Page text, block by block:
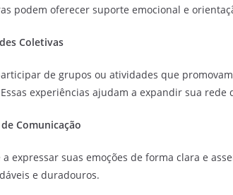
podem oferecer suporte emocional e
Coletivas
de grupos ou atividades que
experiências ajudam a expandir sua rede
Comunicação
a expressar suas emoções de forma clara e
e duradouros.